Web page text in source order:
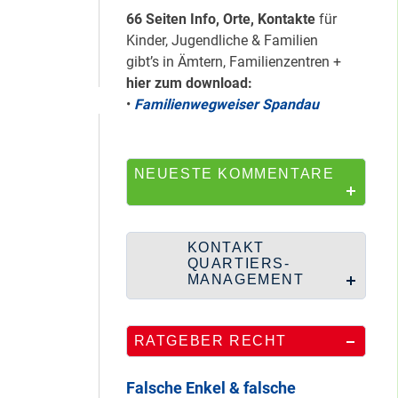
66 Seiten Info, Orte, Kontakte für
Kinder, Jugendliche & Familien
gibt’s in Ämtern, Familienzentren +
hier zum download:
• Familienwegweiser Spandau
NEUESTE KOMMENTARE
KONTAKT
QUARTIERS-
MANAGEMENT
RATGEBER RECHT
Falsche Enkel & falsche
ist Mein Viertel!
errichtet
Wie Staaken zu
zwei Hahnebergen
kam
100 Jahre
Heerstraße